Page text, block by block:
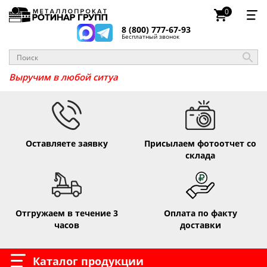
8 (800) 777-67-93
Бесплатный звонок
0
Выручим в любой си
Оставляете заявку
Присылаем фотоотчет со
склада
Отгружаем в течение 3
часов
Оплата по факту
доставки
Каталог продукции